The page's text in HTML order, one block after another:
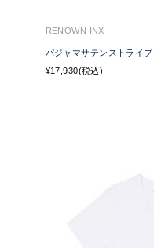
RENOWN INX
パジャマサテンストライプ
¥17,930(税込)